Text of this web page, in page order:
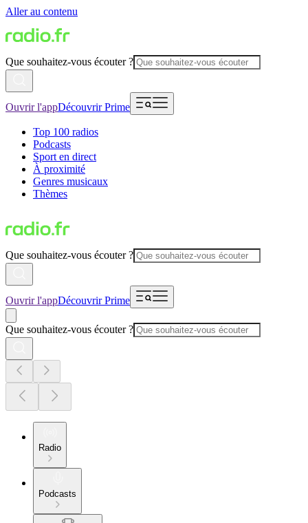
Aller au contenu
Que souhaitez-vous écouter ?
Ouvrir l'appDécouvrir Prime
Top 100 radios
Podcasts
Sport en direct
À proximité
Genres musicaux
Thèmes
Que souhaitez-vous écouter ?
Ouvrir l'appDécouvrir Prime
Que souhaitez-vous écouter ?
Radio
Podcasts